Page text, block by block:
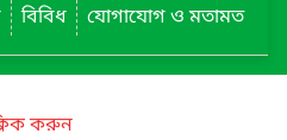
বিবিধ যোগাযোগ ও মতামত
করুন